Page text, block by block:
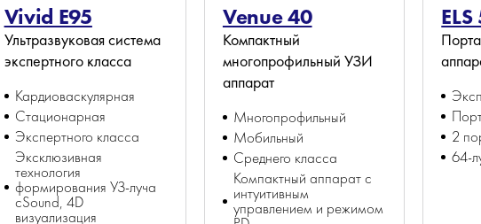
Vivid E95
Ультразвуковая система
экспертного класса
Кардиоваскулярная
Стационарная
Экспертного класса
Эксклюзивная
технология
формирования УЗ-луча
cSound, 4D
визуализация
Venue 40
Компактный
многопрофильный УЗИ
аппарат
Многопрофильный
Мобильный
Среднего класса
Компактный аппарат с
интуитивным
управлением и режимом
2
64-